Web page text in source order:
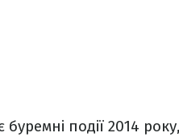
буремні події 2014